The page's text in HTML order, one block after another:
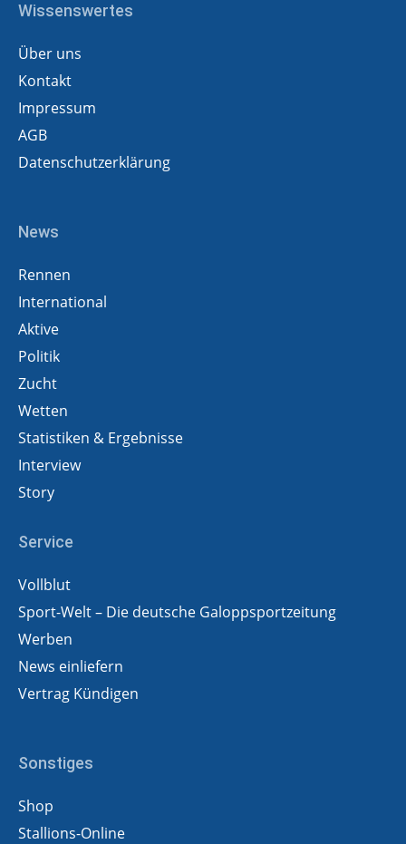
Wissenswertes
Über uns
Kontakt
Impressum
AGB
Datenschutzerklärung
News
Rennen
International
Aktive
Politik
Zucht
Wetten
Statistiken & Ergebnisse
Interview
Story
Service
Vollblut
Sport-Welt – Die deutsche Galoppsportzeitung
Werben
News einliefern
Vertrag Kündigen
Sonstiges
Shop
Stallions-Online